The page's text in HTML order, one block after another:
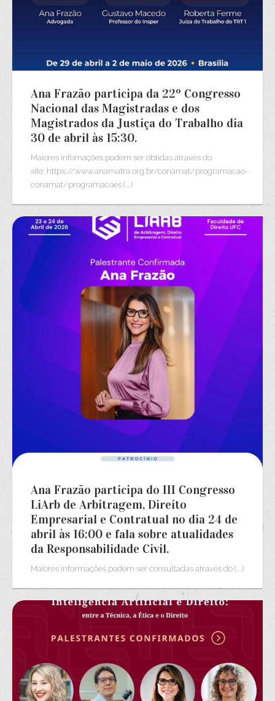
Ana Frazão participa da 22º Congresso
Nacional das Magistradas e dos
Magistrados da Justiça do Trabalho dia
30 de abril às 15:30.
Maiores infomações podem ser obtidas através do
site: https://www.anamatra.org.br/conamat/programacao-
conamat/programacoes (...)
Ana Frazão participa do III Congresso
LiArb de Arbitragem, Direito
Empresarial e Contratual no dia 24 de
abril às 16:00 e fala sobre atualidades
da Responsabilidade Civil.
Maiores informações podem ser consultadas através do (...)